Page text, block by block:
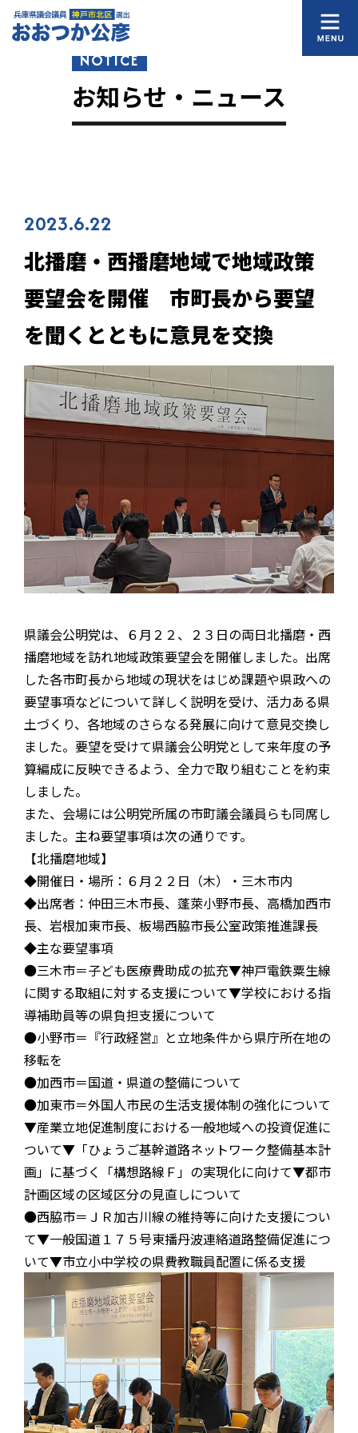
NOTICE
お知らせ・ニュース
2023.6.22
北播磨・西播磨地域で地域政策
要望会を開催 市町長から要望
を聞くとともに意見を交換
県議会公明党は、６月２２、２３日の両日北播磨・西
播磨地域を訪れ地域政策要望会を開催しました。出席
した各市町長から地域の現状をはじめ課題や県政への
要望事項などについて詳しく説明を受け、活力ある県
土づくり、各地域のさらなる発展に向けて意見交換し
ました。要望を受けて県議会公明党として来年度の予
算編成に反映できるよう、全力で取り組むことを約束
しました。
また、会場には公明党所属の市町議会議員らも同席し
ました。主ね要望事項は次の通りです。
【北播磨地域】
◆開催日・場所：６月２２日（木）・三木市内
◆出席者：仲田三木市長、蓬萊小野市長、高橋加西市
長、岩根加東市長、板場西脇市長公室政策推進課長
◆主な要望事項
●三木市＝子ども医療費助成の拡充▼神戸電鉄粟生線
に関する取組に対する支援について▼学校における指
導補助員等の県負担支援について
●小野市＝『行政経営』と立地条件から県庁所在地の
移転を
●加西市＝国道・県道の整備について
●加東市＝外国人市民の生活支援体制の強化について
▼産業立地促進制度における一般地域への投資促進に
ついて▼「ひょうご基幹道路ネットワーク整備基本計
画」に基づく「構想路線Ｆ」の実現化に向けて▼都市
計画区域の区域区分の見直しについて
●西脇市＝ＪＲ加古川線の維持等に向けた支援につい
て▼一般国道１７５号東播丹波連絡道路整備促進につ
いて▼市立小中学校の県費教職員配置に係る支援